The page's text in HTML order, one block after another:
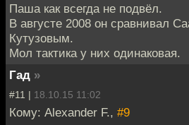
Паша как всегда не подвёл.
В августе 2008 он сравнивал
Кутузовым.
Мол тактика у них одинаковая.
Гад »
#11 | 18.10.15 11:02
Кому: Alexander F., #9